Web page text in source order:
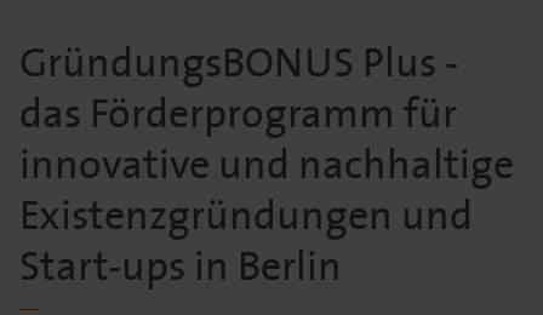
GründungsBONUS Plus -
das Förderprogramm für
innovative und nachhaltige
Existenzgründungen und
Start-ups in Berlin